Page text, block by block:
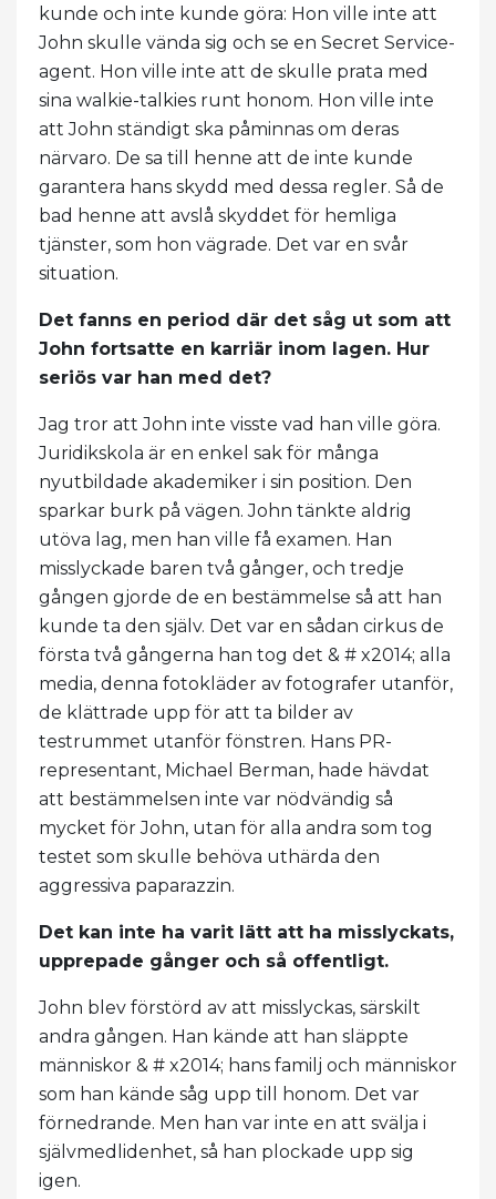
kunde och inte kunde göra: Hon ville inte att
John skulle vända sig och se en Secret Service-
agent. Hon ville inte att de skulle prata med
sina walkie-talkies runt honom. Hon ville inte
att John ständigt ska påminnas om deras
närvaro. De sa till henne att de inte kunde
garantera hans skydd med dessa regler. Så de
bad henne att avslå skyddet för hemliga
tjänster, som hon vägrade. Det var en svår
situation.
Det fanns en period där det såg ut som att
John fortsatte en karriär inom lagen. Hur
seriös var han med det?
Jag tror att John inte visste vad han ville göra.
Juridikskola är en enkel sak för många
nyutbildade akademiker i sin position. Den
sparkar burk på vägen. John tänkte aldrig
utöva lag, men han ville få examen. Han
misslyckade baren två gånger, och tredje
gången gjorde de en bestämmelse så att han
kunde ta den själv. Det var en sådan cirkus de
första två gångerna han tog det & # x2014; alla
media, denna fotokläder av fotografer utanför,
de klättrade upp för att ta bilder av
testrummet utanför fönstren. Hans PR-
representant, Michael Berman, hade hävdat
att bestämmelsen inte var nödvändig så
mycket för John, utan för alla andra som tog
testet som skulle behöva uthärda den
aggressiva paparazzin.
Det kan inte ha varit lätt att ha misslyckats,
upprepade gånger och så offentligt.
John blev förstörd av att misslyckas, särskilt
andra gången. Han kände att han släppte
människor & # x2014; hans familj och människor
som han kände såg upp till honom. Det var
förnedrande. Men han var inte en att svälja i
självmedlidenhet, så han plockade upp sig
igen.